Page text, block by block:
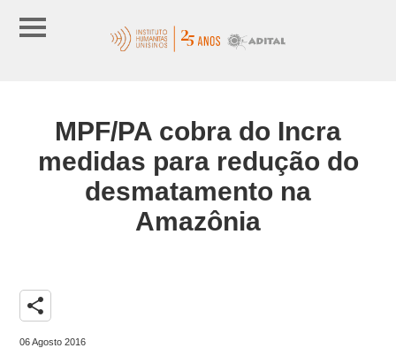
MPF/PA cobra do Incra
medidas para redução do
desmatamento na
Amazônia
share
06 Agosto 2016